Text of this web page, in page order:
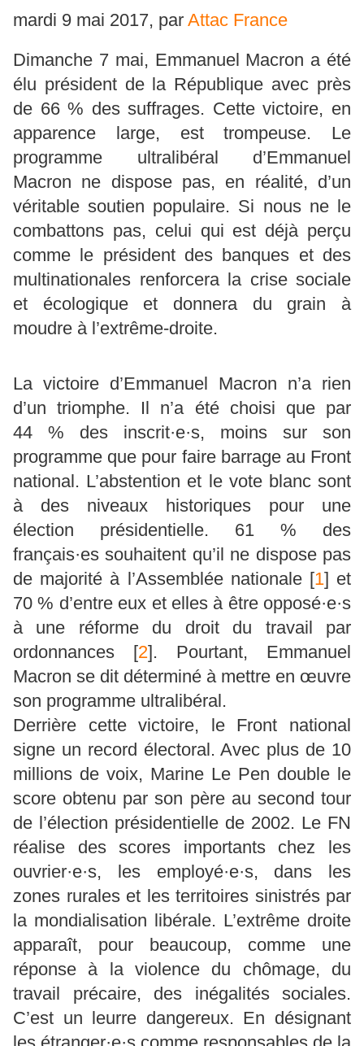
mardi 9 mai 2017, par Attac France
Dimanche 7 mai, Emmanuel Macron a été
élu président de la République avec près
de 66 % des suffrages. Cette victoire, en
apparence large, est trompeuse. Le
programme ultralibéral d’Emmanuel
Macron ne dispose pas, en réalité, d’un
véritable soutien populaire. Si nous ne le
combattons pas, celui qui est déjà perçu
comme le président des banques et des
multinationales renforcera la crise sociale
et écologique et donnera du grain à
moudre à l’extrême-droite.
La victoire d’Emmanuel Macron n’a rien
d’un triomphe. Il n’a été choisi que par
44 % des inscrit·e·s, moins sur son
programme que pour faire barrage au Front
national. L’abstention et le vote blanc sont
à des niveaux historiques pour une
élection présidentielle. 61 % des
français·es souhaitent qu’il ne dispose pas
de majorité à l’Assemblée nationale[1] et
70 % d’entre eux et elles à être opposé·e·s
à une réforme du droit du travail par
ordonnances [2]. Pourtant, Emmanuel
Macron se dit déterminé à mettre en œuvre
son programme ultralibéral.
Derrière cette victoire, le Front national
signe un record électoral. Avec plus de 10
millions de voix, Marine Le Pen double le
score obtenu par son père au second tour
de l’élection présidentielle de 2002. Le FN
réalise des scores importants chez les
ouvrier·e·s, les employé·e·s, dans les
zones rurales et les territoires sinistrés par
la mondialisation libérale. L’extrême droite
apparaît, pour beaucoup, comme une
réponse à la violence du chômage, du
travail précaire, des inégalités sociales.
C’est un leurre dangereux. En désignant